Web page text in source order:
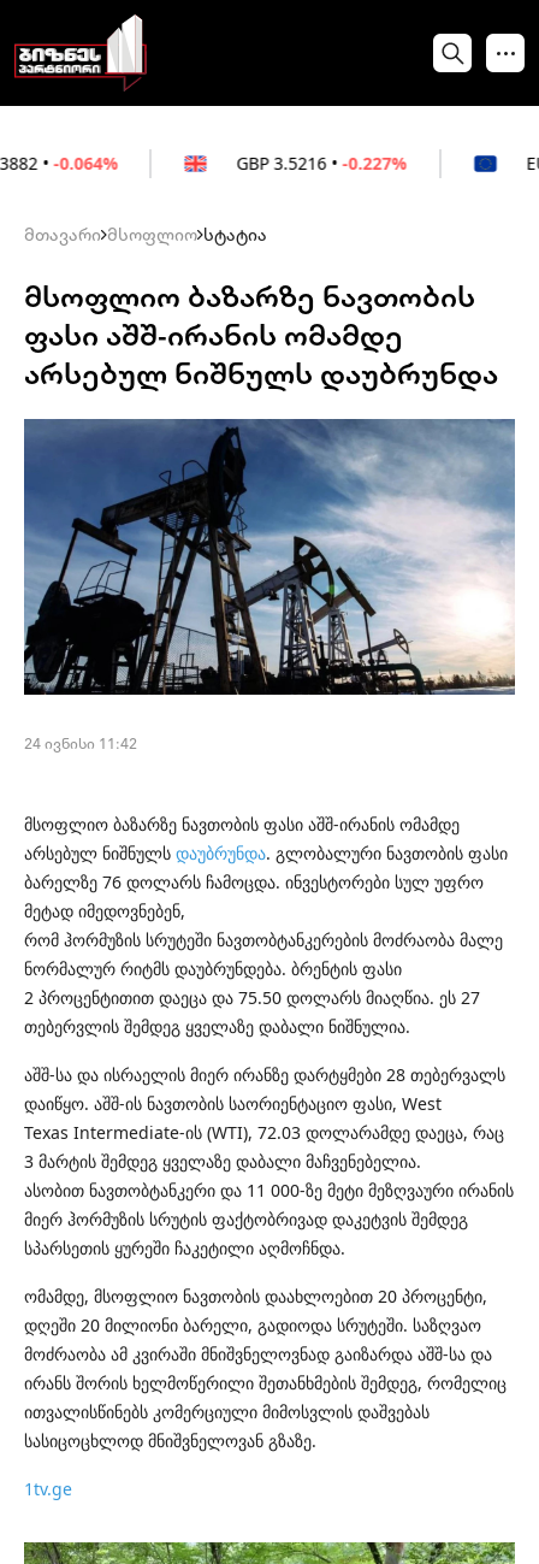
3.5216 • -0.227% 3.0212 •
მთავარი მსოფლიო სტატია
მსოფლიო ბაზარზე ნავთობის
ფასი აშშ-ირანის ომამდე
არსებულ ნიშნულს დაუბრუნდა
24 ივნისი 11:42
მსოფლიო ბაზარზე ნავთობის ფასი აშშ-ირანის ომამდე
არსებულ ნიშნულს დაუბრუნდა. გლობალური ნავთობის ფასი
ბარელზე 76 დოლარს ჩამოცდა. ინვესტორები სულ უფრო
მეტად იმედოვნებენ,
რომ ჰორმუზის სრუტეში ნავთობტანკერების მოძრაობა მალე
ნორმალურ რიტმს დაუბრუნდება. ბრენტის ფასი
2 პროცენტითით დაეცა და 75.50 დოლარს მიაღწია. ეს 27
თებერვლის შემდეგ ყველაზე დაბალი ნიშნულია.
აშშ-სა და ისრაელის მიერ ირანზე დარტყმები 28 თებერვალს
დაიწყო. აშშ-ის ნავთობის საორიენტაციო ფასი, West
Texas Intermediate-ის (WTI), 72.03 დოლარამდე დაეცა, რაც
3 მარტის შემდეგ ყველაზე დაბალი მაჩვენებელია.
ასობით ნავთობტანკერი და 11 000-ზე მეტი მეზღვაური ირანის
მიერ ჰორმუზის სრუტის ფაქტობრივად დაკეტვის შემდეგ
სპარსეთის ყურეში ჩაკეტილი აღმოჩნდა.
ომამდე, მსოფლიო ნავთობის დაახლოებით 20 პროცენტი,
დღეში 20 მილიონი ბარელი, გადიოდა სრუტეში. საზღვაო
მოძრაობა ამ კვირაში მნიშვნელოვნად გაიზარდა აშშ-სა და
ირანს შორის ხელმოწერილი შეთანხმების შემდეგ, რომელიც
ითვალისწინებს კომერციული მიმოსვლის დაშვებას
სასიცოცხლოდ მნიშვნელოვან გზაზე.
1tv.ge